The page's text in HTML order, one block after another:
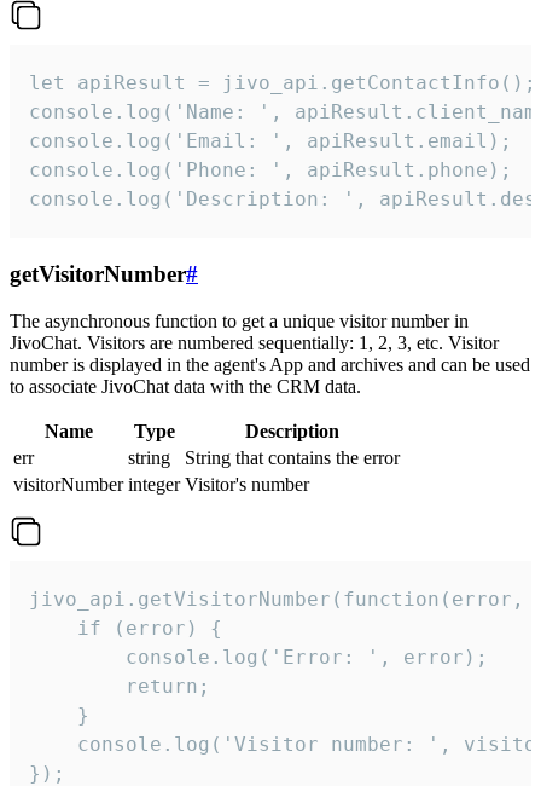
let apiResult = jivo_api.getContactInfo();
console.log('Name: ',
console.log('Email: ', apiResult.email);
console.log('Phone: ', apiResult.phone);
console.log('Description: ',
getVisitorNumber#
The asynchronous function to get a unique visitor number in
JivoChat. Visitors are numbered sequentially: 1, 2, 3, etc. Visitor
number is displayed in the agent's App and archives and can be used
to associate JivoChat data with the CRM data.
Name Type
Description
err
string
String that contains the error
visitorNumber integer Visitor's number
jivo_api.getVisitorNumber(function(error,
    if (error) {
        console.log('Error: ', error);
        return;
    }
console.log('Visitor number: ',
});